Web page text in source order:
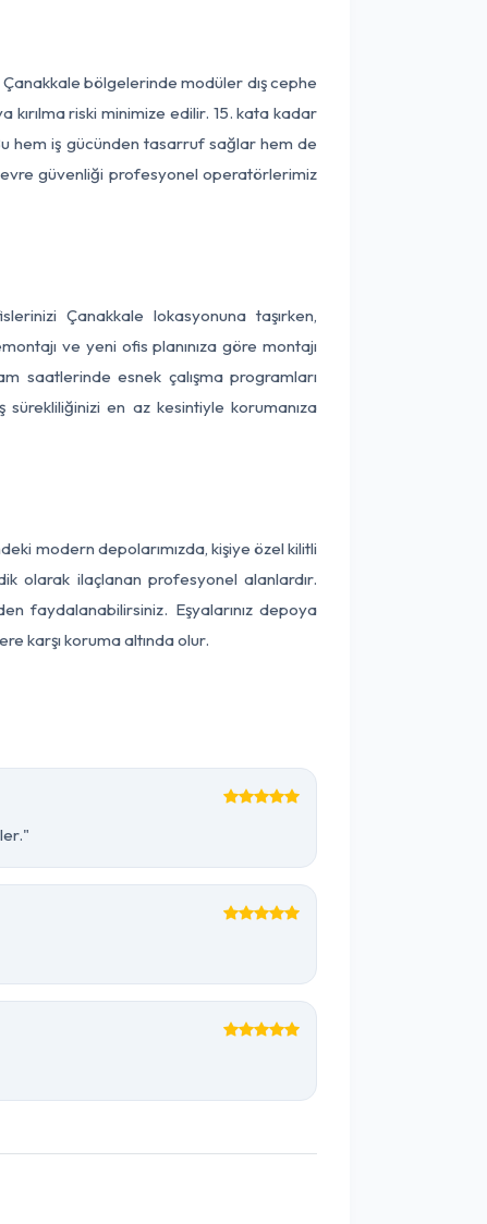
bölgelerinde modüler dış cephe
riski minimize edilir. 15. kata kadar
hem iş gücünden tasarruf sağlar hem de
güvenliği profesyonel operatörlerimiz
Çanakkale lokasyonuna taşırken,
ve yeni ofis planınıza göre montajı
saatlerinde esnek çalışma programları
sürekliliğinizi en az kesintiyle korumanıza
modern depolarımızda, kişiye özel kilitli
olarak ilaçlanan profesyonel alanlardır.
faydalanabilirsiniz. Eşyalarınız depoya
karşı koruma altında olur.